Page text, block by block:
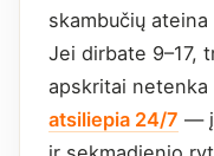
skambučių
Jei dirbate 9–17,
apskritai
atsiliepia 24/7 —